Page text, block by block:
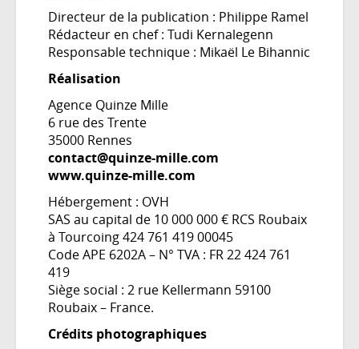
Directeur de la publication : Philippe Ramel
Rédacteur en chef : Tudi Kernalegenn
Responsable technique : Mikaël Le Bihannic
Réalisation
Agence Quinze Mille
6 rue des Trente
35000 Rennes
contact@quinze-mille.com
www.quinze-mille.com
Hébergement : OVH
SAS au capital de 10 000 000 € RCS Roubaix
à Tourcoing 424 761 419 00045
Code APE 6202A – N° TVA : FR 22 424 761
419
Siège social : 2 rue Kellermann 59100
Roubaix – France.
Crédits photographiques